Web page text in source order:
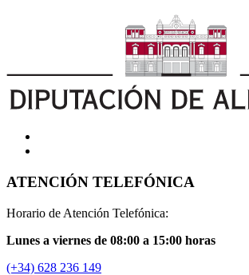
ATENCIÓN TELEFÓNICA
Horario de Atención Telefónica:
Lunes a viernes de 08:00 a 15:00 horas
(+34) 628 236 149